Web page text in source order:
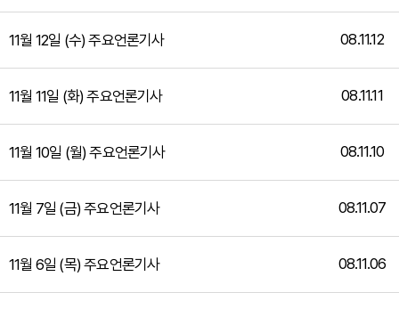
11월 12일 (수) 주요언론기사 08.11.12
11월 11일 (화) 주요언론기사 08.11.11
11월 10일 (월) 주요언론기사 08.11.10
11월 7일 (금) 주요언론기사 08.11.07
11월 6일 (목) 주요언론기사 08.11.06